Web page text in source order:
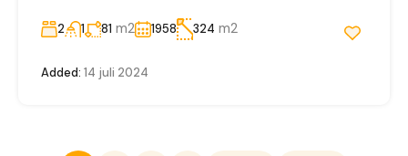
2 1 81 m2 1958 324 m2
Added: 14 juli 2024